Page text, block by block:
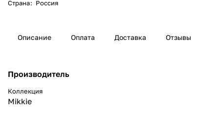
Страна: Россия
Описание Оплата Доставка Отзывы
Производитель
Коллекция
Mikkie